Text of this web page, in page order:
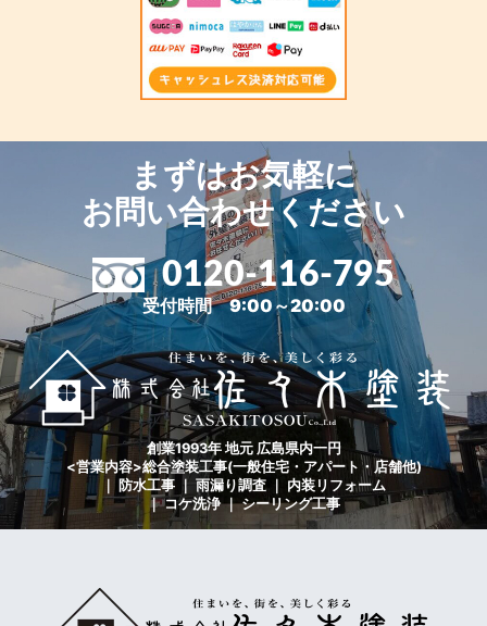
まずはお気軽に
お問い合わせください
0120-116-795
受付時間 9:00～20:00
創業1993年 地元 広島県内一円
<営業内容>総合塗装工事(一般住宅・アパート・店舗他)
｜ 防水工事 ｜ 雨漏り調査 ｜ 内装リフォーム
｜ コケ洗浄 ｜ シーリング工事